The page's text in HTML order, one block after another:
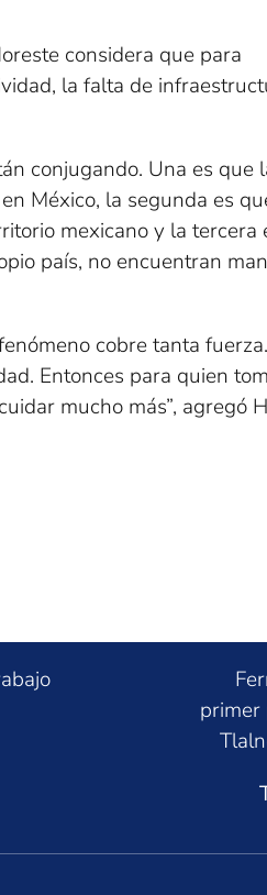
considera que para
la falta de
conjugando. Una es que
México, la segunda es
mexicano y la tercera
país, no encuentran
cobre tanta
Entonces para quien
mucho más”, agregó
primer